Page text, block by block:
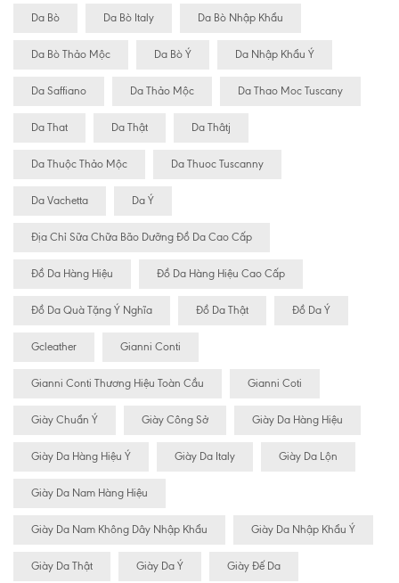
Da Bò Da Bò Italy Da Bò Nhập Khẩu
Da Bò Thảo Mộc Da Bò Ý Da Nhập Khẩu Ý
Da Saffiano Da Thảo Mộc Da Thao Moc Tuscany
Da That Da Thật Da Thâtj
Da Thuộc Thảo Mộc Da Thuoc Tuscanny
Da Vachetta Da Ý
Địa Chỉ Sữa Chữa Bão Dưỡng Đồ Da Cao Cấp
Đồ Da Hàng Hiệu Đồ Da Hàng Hiệu Cao Cấp
Đồ Da Quà Tặng Ý Nghĩa Đồ Da Thật Đồ Da Ý
Gcleather Gianni Conti
Gianni Conti Thương Hiệu Toàn Cầu Gianni Coti
Giày Chuẩn Ý Giày Công Sở Giày Da Hàng Hiệu
Giày Da Hàng Hiệu Ý Giày Da Italy Giày Da Lộn
Giày Da Nam Hàng Hiệu
Giày Da Nam Không Dây Nhập Khẩu Giày Da Nhập Khẩu Ý
Giày Da Thật Giày Da Ý Giày Đế Da